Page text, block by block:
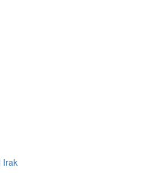
Irak